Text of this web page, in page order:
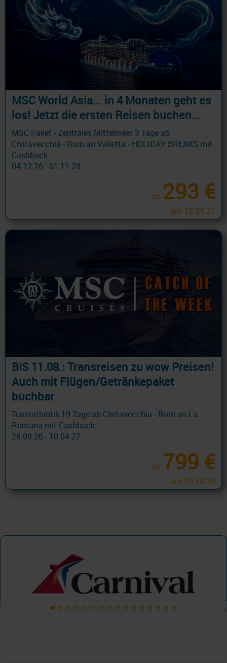
MSC World Asia... in 4 Monaten geht es
los! Jetzt die ersten Reisen buchen...
MSC Paket - Zentrales Mittelmeer 3 Tage ab
Civitavecchia - Rom an Valletta - HOLIDAY BREAKS mit
Cashback
04.12.26 - 01.11.28
ab 293 €
am 12.04.27
BIS 11.08.: Transreisen zu wow Preisen!
Auch mit Flügen/Getränkepaket
buchbar
Transatlantik 19 Tage ab Civitavecchia - Rom an La
Romana mit Cashback
28.09.26 - 10.04.27
ab 799 €
am 29.10.26